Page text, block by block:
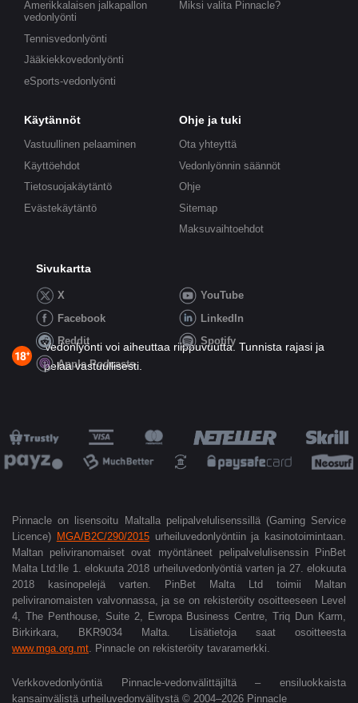
Amerikkalaisen jalkapallon
vedonlyönti
Tennisvedonlyönti
Jääkiekkovedonlyönti
eSports-vedonlyönti
Miksi valita Pinnacle?
Käytännöt
Vastuullinen pelaaminen
Käyttöehdot
Tietosuojakäytäntö
Evästekäytäntö
Ohje ja tuki
Ota yhteyttä
Vedonlyönnin säännöt
Ohje
Sitemap
Maksuvaihtoehdot
Sivukartta
X
YouTube
Facebook
LinkedIn
Reddit
Spotify
Apple Podcasts
Vedonlyönti voi aiheuttaa riippuvuutta. Tunnista rajasi ja
pelaa vastuullisesti.
Pinnacle on lisensoitu Maltalla pelipalvelulisenssillä (Gaming Service
Licence) MGA/B2C/290/2015urheiluvedonlyöntiin ja kasinotoimintaan.
Maltan peliviranomaiset ovat myöntäneet pelipalvelulisenssin PinBet
Malta Ltd:lle 1. elokuuta 2018 urheiluvedonlyöntiä varten ja 27. elokuuta
2018 kasinopelejä varten. PinBet Malta Ltd toimii Maltan
peliviranomaisten valvonnassa, ja se on rekisteröity osoitteeseen Level
4, The Penthouse, Suite 2, Ewropa Business Centre, Triq Dun Karm,
Birkirkara, BKR9034 Malta. Lisätietoja saat osoitteesta
www.mga.org.mt . Pinnacle on rekisteröity tavaramerkki.
Verkkovedonlyöntiä Pinnacle-vedonvälittäjiltä – ensiluokkaista
kansainvälistä urheiluvedonvälitystä © 2004–2026 Pinnacle